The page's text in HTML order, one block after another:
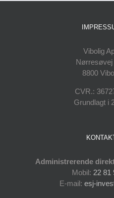
Vibolig
Nørresøvej
8800
CVR.:
Grundlagt i
Administrerende
Mobil: 22 81
E-mail: esj-